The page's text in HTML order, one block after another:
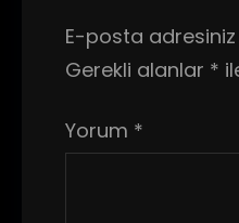
E-posta
Gerekli alanlar *
Yorum *